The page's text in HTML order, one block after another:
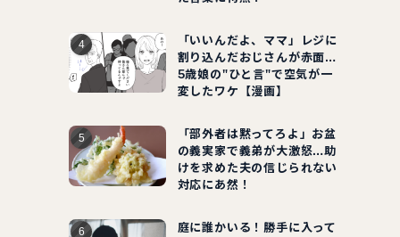
「いいんだよ、ママ」レジに
割り込んだおじさんが赤面…
5歳娘の"ひと言"で空気が一
変したワケ【漫画】
「部外者は黙ってろよ」お盆
の義実家で義弟が大激怒…助
けを求めた夫の信じられない
対応にあ然！
庭に誰かいる！勝手に入って